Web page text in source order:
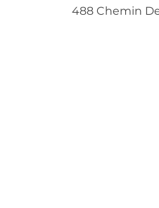
488 Chemin